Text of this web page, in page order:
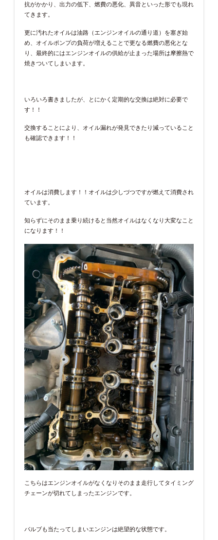
抗がかかり、出力の低下、燃費の悪化、異音といった形でも現れ
てきます。
更に汚れたオイルは油路（エンジンオイルの通り道）を塞ぎ始
め、オイルポンプの負荷が増えることで更なる燃費の悪化とな
り、最終的にはエンジンオイルの供給が止まった場所は摩擦熱で
焼きついてしまいます。
いろいろ書きましたが、とにかく定期的な交換は絶対に必要で
す！！
交換することにより、オイル漏れが発見できたり減っていること
も確認できます！！
オイルは消費します！！オイルは少しづつですが燃えて消費され
ています。
知らずにそのまま乗り続けると当然オイルはなくなり大変なこと
になります！！
こちらはエンジンオイルがなくなりそのまま走行してタイミング
チェーンが切れてしまったエンジンです。
バルブも当たってしまいエンジンは絶望的な状態です。